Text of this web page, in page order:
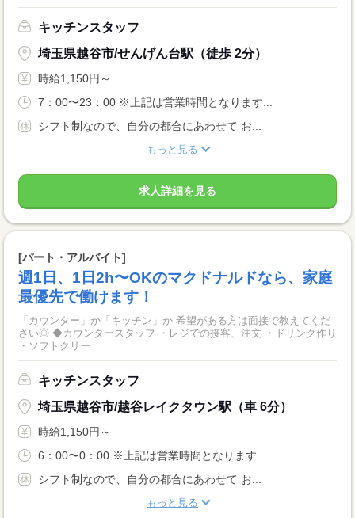
キッチンスタッフ
埼玉県越谷市/せんげん台駅（徒歩 2分）
時給1,150円～
7：00〜23：00 ※上記は営業時間となります...
シフト制なので、自分の都合にあわせて お...
もっと見る
求人詳細を見る
[パート・アルバイト]
週1日、1日2h〜OKのマクドナルドなら、家庭
最優先で働けます！
「カウンター」か「キッチン」か 希望がある方は面接で教えてくだ
さい◎ ◆カウンタースタッフ ・レジでの接客、注文 ・ドリンク作り
・ソフトクリー...
キッチンスタッフ
埼玉県越谷市/越谷レイクタウン駅（車 6分）
時給1,150円～
6：00〜0：00 ※上記は営業時間となります ...
シフト制なので、自分の都合にあわせて お...
もっと見る